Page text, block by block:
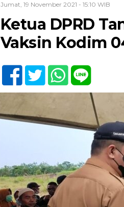
Jumat, 19 November 2021 - 15:10 WIB
Ketua DPRD
Vaksin Kodim